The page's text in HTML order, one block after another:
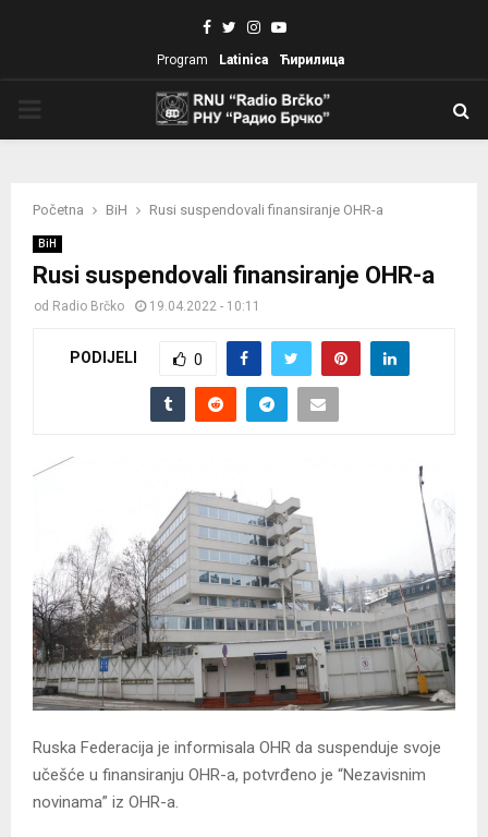
Facebook
TwitterInstagram
Youtube
Program Latinica Ћирилица
Početna BiH Rusi suspendovali finansiranje OHR-a
BiH
Rusi suspendovali finansiranje OHR-a
od Radio Brčko 19.04.2022 - 10:11
PODIJELI 0
Ruska Federacija je informisala OHR da suspenduje svoje
učešće u finansiranju OHR-a, potvrđeno je “Nezavisnim
novinama” iz OHR-a.